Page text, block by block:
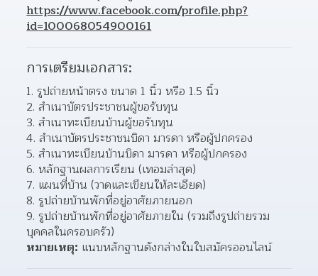
https://www.facebook.com/profile.php?
id=100068054900161
การเตรียมเอกสาร:
1. รูปถ่ายหน้าตรง ขนาด 1 นิ้ว หรือ 1.5 นิ้ว
2. สำเนาบัตรประชาชนผู้ขอรับทุน
3. สำเนาทะเบียนบ้านผู้ขอรับทุน
4. สำเนาบัตรประชาชนบิดา มารดา หรือผู้ปกครอง
5. สำเนาทะเบียนบ้านบิดา มารดา หรือผู้ปกครอง
6. หลักฐานผลการเรียน (เทอมล่าสุด)
7. แผนที่บ้าน (วาดและเขียนให้ละเอียด)
8. รูปถ่ายบ้านพักที่อยู่อาศัยภายนอก
9. รูปถ่ายบ้านพักที่อยู่อาศัยภายใน (รวมถึงรูปถ่ายรวม
บุคคลในครอบครัว)
หมายเหตุ: แนบหลักฐานดังกล่างในใบสมัครออนไลน์